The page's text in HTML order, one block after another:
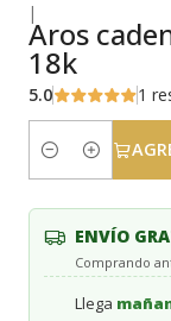
|
Aros
18k
5.0 1
Cantidad
ENVÍO
Comprando
Llega